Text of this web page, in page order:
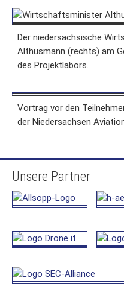
Der niedersächsische
Althusmann (rechts) am
des Projektlabors.
Vortrag vor den
der Niedersachsen
Unsere Partner